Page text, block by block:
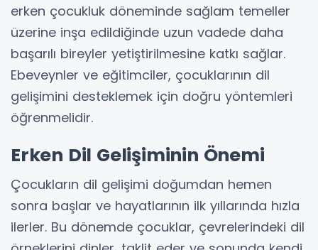
erken çocukluk döneminde sağlam temeller
üzerine inşa edildiğinde uzun vadede daha
başarılı bireyler yetiştirilmesine katkı sağlar.
Ebeveynler ve eğitimciler, çocuklarının dil
gelişimini desteklemek için doğru yöntemleri
öğrenmelidir.
Erken Dil Gelişiminin Önemi
Çocukların dil gelişimi doğumdan hemen
sonra başlar ve hayatlarının ilk yıllarında hızla
ilerler. Bu dönemde çocuklar, çevrelerindeki dil